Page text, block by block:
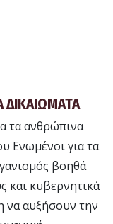
τα ανθρώπινα
Ενωμένοι για τα
βοηθά
και κυβερνητικά
να αυξήσουν την